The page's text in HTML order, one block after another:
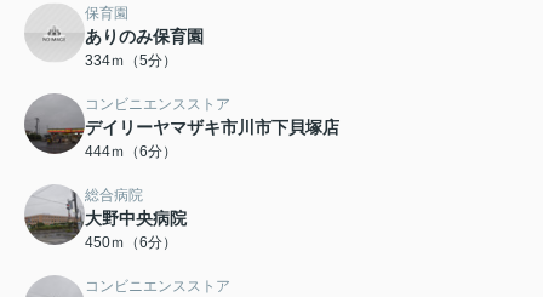
保育園
ありのみ保育園
334ｍ（5分）
コンビニエンスストア
デイリーヤマザキ市川市下貝塚店
444ｍ（6分）
総合病院
大野中央病院
450ｍ（6分）
コンビニエンスストア